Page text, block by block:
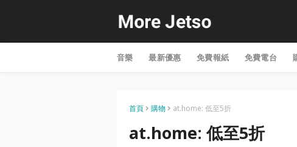
音樂 最新優惠 免費報紙 免費電台
首頁 購物 at.home: 低至5折
at.home: 低至5折